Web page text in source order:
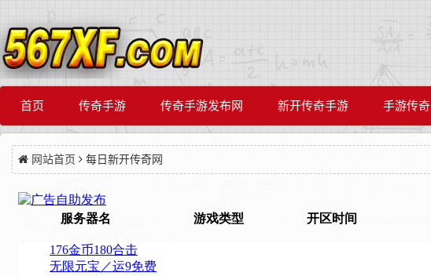
首页 传奇手游 传奇手游发布网 新开传奇手游 手游传奇
网站首页 每日新开传奇网